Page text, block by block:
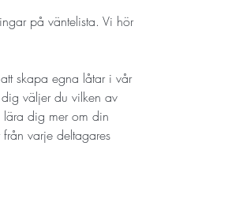
på väntelista. Vi hör
skapa egna låtar i vår
väljer du vilken av
lära dig mer om din
varje deltagares